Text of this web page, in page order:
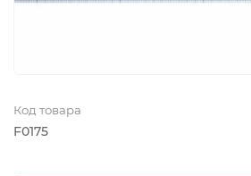
Код товара
F0175